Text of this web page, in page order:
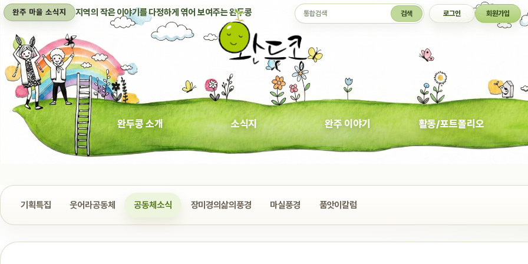
완주 마을 소식지 지역의 작은 이야기를 다정하게 엮어 보여주는 완두콩 통합검색 검색 로그인 회원가입
완두콩 소개 소식지 완주 이야기 활동/포트폴리오
기획특집 웃어라공동체 공동체소식 장미경의삶의풍경 마실풍경 품앗이칼럼